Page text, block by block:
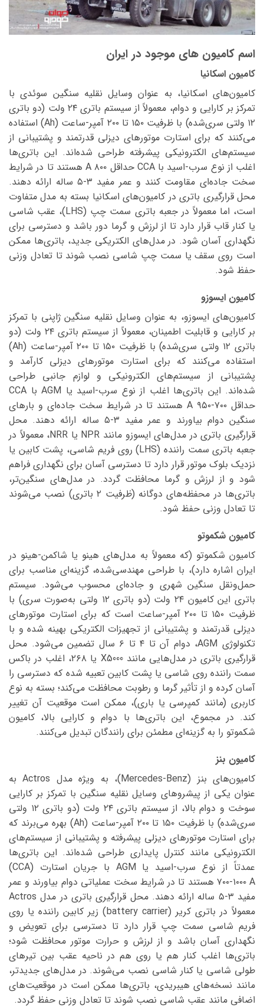
اسم کامیون های موجود در ایران
کامیون اسکانیا
کامیون‌های اسکانیا، به عنوان وسایل نقلیه سنگین سوئدی با
تمرکز بر کارایی و دوام، معمولاً از سیستم باتری ۲۴ ولت (دو باتری
۱۲ ولتی سری‌شده) با ظرفیت ۱۵۰ تا ۲۰۰ آمپر-ساعت (Ah) استفاده
می‌کنند که برای استارت موتورهای دیزلی قدرتمند و پشتیبانی از
سیستم‌های الکترونیکی پیشرفته طراحی شده‌اند. این باتری‌ها
اغلب از نوع سرب-اسید با CCA حداقل ۸۰۰ A هستند تا در شرایط
سخت جاده‌ای مقاومت کنند و عمر مفید ۳-۵ ساله ارائه دهند.
محل قرارگیری باتری در کامیون‌های اسکانیا بسته به مدل متفاوت
است، اما معمولاً در جعبه باتری سمت چپ (LHS)، عقب شاسی
یا کنار قاب قرار دارد تا از لرزش و گرما دور باشد و دسترسی برای
نگهداری آسان شود. در مدل‌های الکتریکی جدید، باتری‌ها ممکن
است روی سقف یا سمت چپ شاسی نصب شوند تا تعادل وزنی
حفظ شود.
کامیون ایسوزو
کامیون‌های ایسوزو، به عنوان وسایل نقلیه سنگین ژاپنی با تمرکز
بر کارایی و قابلیت اطمینان، معمولاً از سیستم باتری ۲۴ ولت (دو
باتری ۱۲ ولتی سری‌شده) با ظرفیت ۱۵۰ تا ۲۰۰ آمپر-ساعت (Ah)
استفاده می‌کنند که برای استارت موتورهای دیزلی کارآمد و
پشتیبانی از سیستم‌های الکترونیکی و لوازم جانبی طراحی
شده‌اند. این باتری‌ها اغلب از نوع سرب-اسید یا AGM با CCA
حداقل ۷۰۰-۹۵۰ A هستند تا در شرایط سخت جاده‌ای و بارهای
سنگین دوام بیاورند و عمر مفید ۳-۵ ساله ارائه دهند. محل
قرارگیری باتری در مدل‌های ایسوزو مانند NPR یا NRR، معمولاً در
جعبه باتری سمت راننده (LHS) روی فریم شاسی، پشت کابین یا
نزدیک بلوک موتور قرار دارد تا دسترسی آسان برای نگهداری فراهم
شود و از لرزش و گرما محافظت گردد. در مدل‌های سنگین‌تر،
باتری‌ها در محفظه‌های دوگانه (ظرفیت ۲ باتری) نصب می‌شوند
تا تعادل وزنی حفظ شود.
کامیون شکموتو
کامیون شکموتو (که معمولاً به مدل‌های هینو یا شاکمن-هینو در
ایران اشاره دارد)، با طراحی مهندسی‌شده، گزینه‌ای مناسب برای
حمل‌ونقل سنگین شهری و جاده‌ای محسوب می‌شود. سیستم
باتری این کامیون ۲۴ ولت (دو باتری ۱۲ ولتی به‌صورت سری) با
ظرفیت ۱۵۰ تا ۲۰۰ آمپر-ساعت است که برای استارت موتورهای
دیزلی قدرتمند و پشتیبانی از تجهیزات الکتریکی بهینه شده و با
تکنولوژی AGM، دوام آن تا ۴ تا ۶ سال تضمین می‌شود. محل
قرارگیری باتری در مدل‌هایی مانند X5000 یا ۲۶۸، اغلب در باکس
سمت راننده روی شاسی یا پشت کابین تعبیه شده که دسترسی را
آسان کرده و از تأثیر گرما و رطوبت محافظت می‌کند؛ بسته به نوع
کاربری (مانند کمپرسی یا باری)، ممکن است موقعیت آن تغییر
کند. در مجموع، این باتری‌ها با دوام و کارایی بالا، کامیون
شکموتو را به گزینه‌ای مطمئن برای رانندگان تبدیل می‌کنند.
کامیون بنز
کامیون‌های بنز (Mercedes-Benz)، به ویژه مدل Actros به
عنوان یکی از پیشروهای وسایل نقلیه سنگین با تمرکز بر کارایی
سوخت و دوام بالا، از سیستم باتری ۲۴ ولت (دو باتری ۱۲ ولتی
سری‌شده) با ظرفیت ۱۵۰ تا ۲۰۰ آمپر-ساعت (Ah) بهره می‌برند که
برای استارت موتورهای دیزلی پیشرفته و پشتیبانی از سیستم‌های
الکترونیکی مانند کنترل پایداری طراحی شده‌اند. این باتری‌ها
عمدتاً از نوع سرب-اسید یا AGM با جریان استارت (CCA)
۷۰۰-۱۰۰۰ A هستند تا در شرایط سخت عملیاتی دوام بیاورند و عمر
مفید ۳-۵ ساله ارائه دهند. محل قرارگیری باتری در مدل Actros
معمولاً در باتری کریر (battery carrier) زیر کابین راننده یا روی
فریم شاسی سمت چپ قرار دارد تا دسترسی برای تعویض و
نگهداری آسان باشد و از لرزش و حرارت موتور محافظت شود؛
باتری‌ها اغلب کنار هم یا روی هم در ناحیه عقب بین تیرهای
طولی شاسی یا کنار شاسی نصب می‌شوند. در مدل‌های جدیدتر،
مانند نسخه‌های هیبریدی، باتری‌ها ممکن است در موقعیت‌های
اضافی مانند عقب شاسی نصب شوند تا تعادل وزنی حفظ گردد.